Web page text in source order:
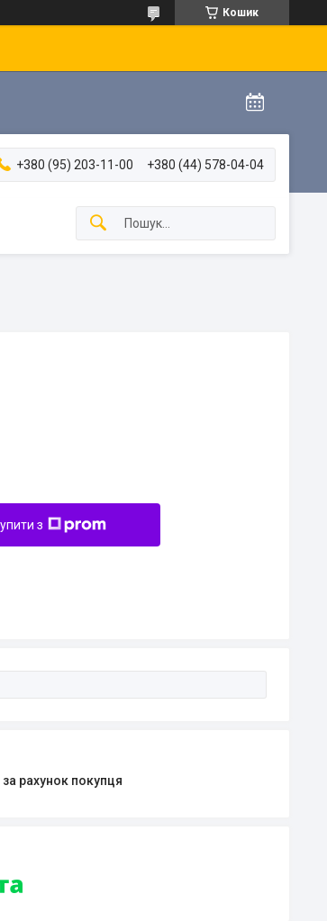
Кошик
+380 (95) 203-11-00 +380 (44) 578-04-04
з
за рахунок покупця